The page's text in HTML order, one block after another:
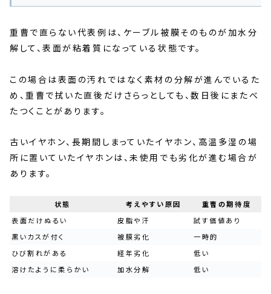
重曹で直らない代表例は、ケーブル被膜そのものが加水分
解して、表面が粘着質になっている状態です。
この場合は表面の汚れではなく素材の分解が進んでいるた
め、重曹で拭いた直後だけさらっとしても、数日後にまたべ
たつくことがあります。
古いイヤホン、長期間しまっていたイヤホン、高温多湿の場
所に置いていたイヤホンは、未使用でも劣化が進む場合が
あります。
状態 考えやすい原因
重曹の期待度
表面だけぬるい
皮脂や汗
試す価値あり
黒いカスが付く
被膜劣化
一時的
ひび割れがある
経年劣化
低い
溶けたように柔らかい
加水分解 低い